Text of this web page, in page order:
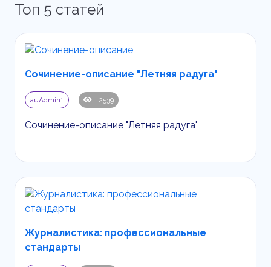
Топ 5 статей
Сочинение-описание "Летняя радуга"
auAdmin1 2539
Сочинение-описание "Летняя радуга"
Журналистика: профессиональные
стандарты